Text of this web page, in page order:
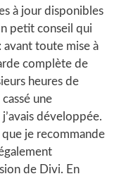
à jour disponibles
petit conseil qui
avant toute mise à
complète de
heures de
une
développée.
je recommande
de Divi. En